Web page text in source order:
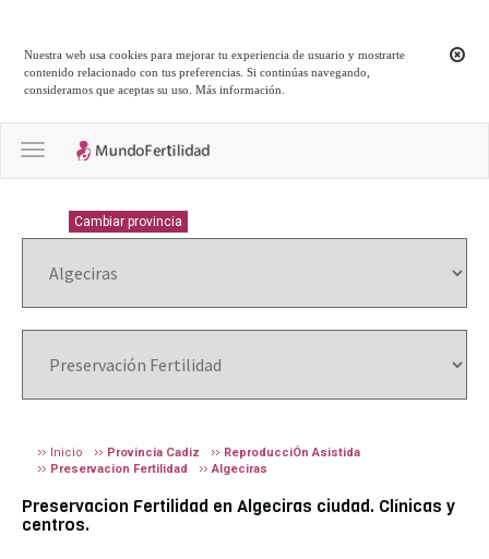
Nuestra web usa cookies para mejorar tu experiencia de usuario y mostrarte
contenido relacionado con tus preferencias. Si continúas navegando,
consideramos que aceptas su uso.Más información
Toggle navigation
Cambiar provincia
Inicio Provincia Cadiz
ReproducciÓn Asistida
Preservacion Fertilidad
Algeciras
Preservacion Fertilidad en Algeciras ciudad. Clínicas y
centros.